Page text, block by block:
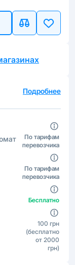
Подробнее
По тарифам
перевозчика
По тарифам
перевозчика
Бесплатно
100 грн
(бесплатно
от 2000
грн)